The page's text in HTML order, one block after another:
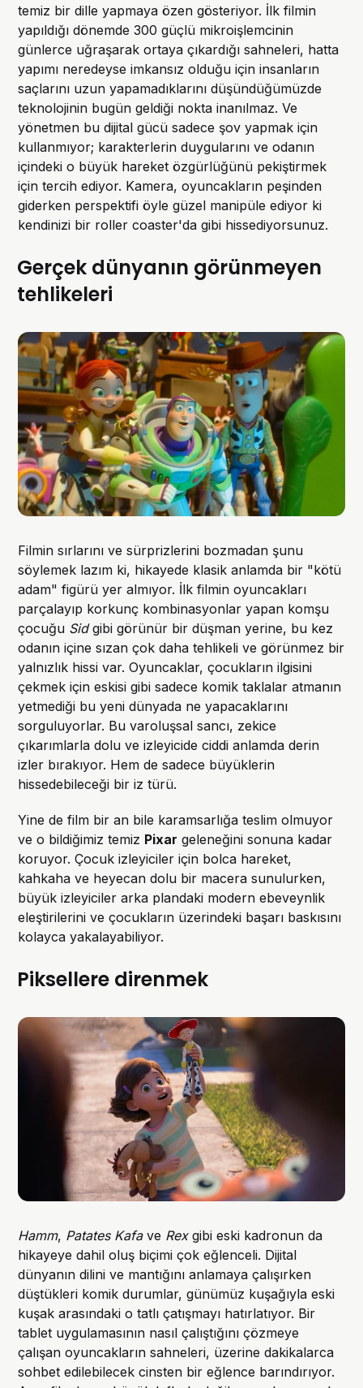
temiz bir dille yapmaya özen gösteriyor. İlk filmin
yapıldığı dönemde 300 güçlü mikroişlemcinin
günlerce uğraşarak ortaya çıkardığı sahneleri, hatta
yapımı neredeyse imkansız olduğu için insanların
saçlarını uzun yapamadıklarını düşündüğümüzde
teknolojinin bugün geldiği nokta inanılmaz. Ve
yönetmen bu dijital gücü sadece şov yapmak için
kullanmıyor; karakterlerin duygularını ve odanın
içindeki o büyük hareket özgürlüğünü pekiştirmek
için tercih ediyor. Kamera, oyuncakların peşinden
giderken perspektifi öyle güzel manipüle ediyor ki
kendinizi bir roller coaster'da gibi hissediyorsunuz.
Gerçek dünyanın görünmeyen
tehlikeleri
Filmin sırlarını ve sürprizlerini bozmadan şunu
söylemek lazım ki, hikayede klasik anlamda bir "kötü
adam" figürü yer almıyor. İlk filmin oyuncakları
parçalayıp korkunç kombinasyonlar yapan komşu
çocuğu Sidgibi görünür bir düşman yerine, bu kez
odanın içine sızan çok daha tehlikeli ve görünmez bir
yalnızlık hissi var. Oyuncaklar, çocukların ilgisini
çekmek için eskisi gibi sadece komik taklalar atmanın
yetmediği bu yeni dünyada ne yapacaklarını
sorguluyorlar. Bu varoluşsal sancı, zekice
çıkarımlarla dolu ve izleyicide ciddi anlamda derin
izler bırakıyor. Hem de sadece büyüklerin
hissedebileceği bir iz türü.
Yine de film bir an bile karamsarlığa teslim olmuyor
ve o bildiğimiz temiz Pixar geleneğini sonuna kadar
koruyor. Çocuk izleyiciler için bolca hareket,
kahkaha ve heyecan dolu bir macera sunulurken,
büyük izleyiciler arka plandaki modern ebeveynlik
eleştirilerini ve çocukların üzerindeki başarı baskısını
kolayca yakalayabiliyor.
Piksellere direnmek
Hamm, Patates Kafave Rexgibi eski kadronun da
hikayeye dahil oluş biçimi çok eğlenceli. Dijital
dünyanın dilini ve mantığını anlamaya çalışırken
düştükleri komik durumlar, günümüz kuşağıyla eski
kuşak arasındaki o tatlı çatışmayı hatırlatıyor. Bir
tablet uygulamasının nasıl çalıştığını çözmeye
çalışan oyuncakların sahneleri, üzerine dakikalarca
sohbet edilebilecek cinsten bir eğlence barındırıyor.